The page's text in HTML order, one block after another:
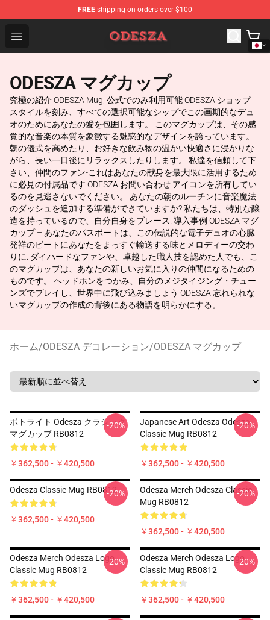
FREE shipping on orders over $100
Open menu
ODESZA Shop - Official ODESZA Merchandise Store
ODESZA マグカップ
究極の紹介 ODESZA Mug, 公式でのみ利用可能 ODESZA ショップ
スタイルを刻み、すべての選択可能なシップでこの画期的なデュ
オのためにあなたの愛を包囲します。 このマグカップは、その感
覚的な音楽の本質を象徴する魅惑的なデザインを誇っています。
朝の儀式を高めたり、お好きな飲み物の温かい快適さに浸かりな
がら、長い一日後にリラックスしたりします。 私達を信頼して下
さい、仲間のファン-これはあなたの献身を最大限に活用するため
に必見の付属品です ODESZA お問い合わせ アイコンを所有してい
るのを見逃さないでください。 あなたの朝のルーチンに音楽魔法
のダッシュを追加する準備ができていますか? 私たちは、特別な醸
造を持っているので、自分自身をブレース! 導入事例 ODESZA マグ
カップ – あなたのパスポートは、この伝説的な電子デュオの心臓
発祥のビートにあなたをまっすぐ輸送する味とメロディーの交わ
りに. ダイハードなファンや、卓越した職人技を認めた人でも、こ
のマグカップは、あなたの新しいお気に入りの仲間になるための
ものです。 ヘッドホンをつかみ、自分のメジタイジング・チュー
ンズでプレイし、世界中に飛び込みましょう ODESZA 忘れられな
いマグカップの作成の背後にある物語を明らかにする。
ホーム/ODESZA デコレーション/ODESZA マグカップ
ポトライト Odesza クラシック
マグカップ RB0812
￥362,500 - ￥420,500
-20%
Japanese Art Odesza Odesza
Classic Mug RB0812
￥362,500 - ￥420,500
-20%
Odesza Classic Mug RB0812
￥362,500 - ￥420,500
-20%
Odesza Merch Odesza Classic
Mug RB0812
￥362,500 - ￥420,500
-20%
Odesza Merch Odesza Logo
Classic Mug RB0812
￥362,500 - ￥420,500
-20%
Odesza Merch Odesza Logo
Classic Mug RB0812
￥362,500 - ￥420,500
-20%